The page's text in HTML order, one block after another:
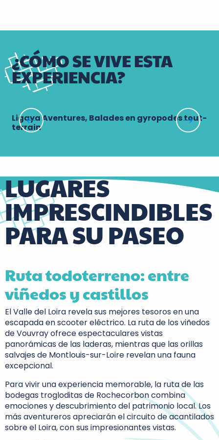
¿CÓMO SE VIVE ESTA
EXPERIENCIA?
Ligaya Aventures, Balades en gyropodes tout-
terrain
LUGARES
IMPRESCINDIBLES
PARA SU PASEO
Ruta todoterreno: entre
viñedos y castillos
El Valle del Loira revela sus mejores tesoros en una
escapada en scooter eléctrico. La ruta de los viñedos
de Vouvray ofrece espectaculares vistas
panorámicas de las laderas, mientras que las orillas
salvajes de Montlouis-sur-Loire revelan una fauna
excepcional.
Para vivir una experiencia memorable, la ruta de las
bodegas trogloditas de Rochecorbon combina
emociones y descubrimiento del patrimonio local. Los
más aventureros apreciarán el circuito de acantilados
sobre el Loira, con sus impresionantes vistas.